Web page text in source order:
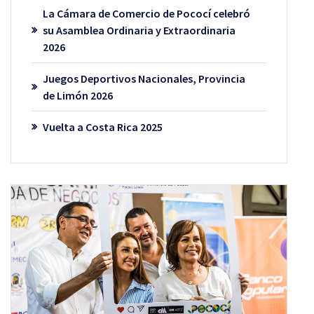
La Cámara de Comercio de Pococí celebró
su Asamblea Ordinaria y Extraordinaria
2026
Juegos Deportivos Nacionales, Provincia
de Limón 2026
Vuelta a Costa Rica 2025